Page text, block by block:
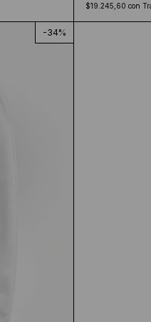
$19.245,60 con
-34%